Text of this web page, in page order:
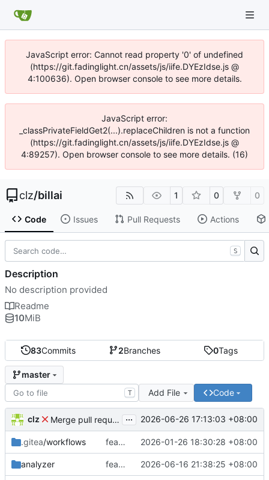
JavaScript error: Cannot read property '0' of undefined
(https://git.fadinglight.cn/assets/js/iife.DYEzIdse.js @
4:100636). Open browser console to see more details.
JavaScript error:
_classPrivateFieldGet2(...).replaceChildren is not a function
(https://git.fadinglight.cn/assets/js/iife.DYEzIdse.js @
4:89257). Open browser console to see more details. (16)
clz/billai 1 0 0
Code Issues Pull Requests Actions
83Commits 2Branches 0Tags
master
T Add File Code
clz Merge pull request 'feat: implement WeChat cross-batch refund reconciliation and fix misc issues' ( ... 2026-06-26 17:13:03 +08:00
.gitea/workflows feat: 改用 Docker 模式运行 Gitea Actions 2026-01-26 18:30:28 +08:00
analyzer feat: implement WeChat cross-batch refund reconciliation and fix misc issues 2026-06-16 21:38:25 +08:00
S
Description
No description provided
Readme
10MiB